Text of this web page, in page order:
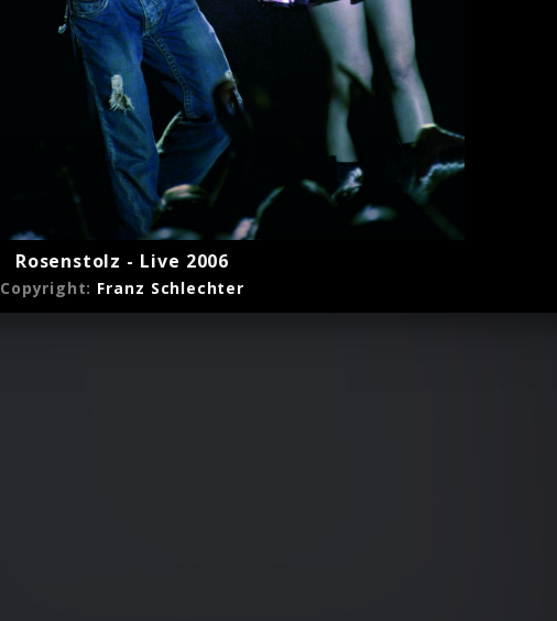
Rosenstolz - Live 2006
Copyright: Franz Schlechter